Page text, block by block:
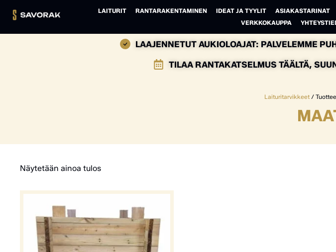
LAITURIT RANTARAKENTAMINEN IDEAT JA TYYLIT ASIAKASTARINAT
VERKKOKAUPPA
LAAJENNETUT AUKIOLOAJAT: PALVELEMME
TILAA RANTAKATSELMUS TÄÄLTÄ,
Laituritarvikkeet/
Näytetään ainoa tulos